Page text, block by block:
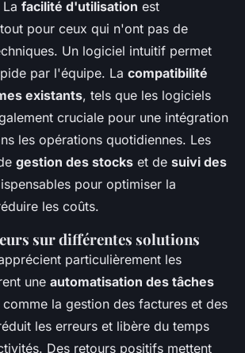
facilité d'utilisation est
pour ceux qui n'ont pas de
Un logiciel intuitif permet
par l'équipe. La compatibilité
existants, tels que les logiciels
cruciale pour une intégration
les opérations quotidiennes. Les
gestion des stocks et de suivi des
pour optimiser la
les coûts.
sur différentes solutions
particulièrement les
une automatisation des tâches
la gestion des factures et des
les erreurs et libère du temps
Des retours positifs mettent